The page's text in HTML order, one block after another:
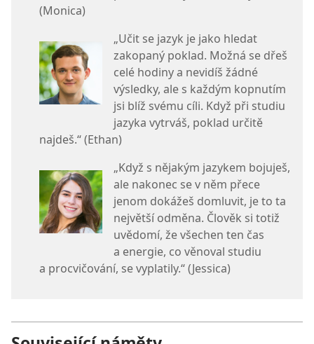
(Monica)
„Učit se jazyk je jako hledat
zakopaný poklad. Možná se dřeš
celé hodiny a nevidíš žádné
výsledky, ale s každým kopnutím
jsi blíž svému cíli. Když při studiu
jazyka vytrváš, poklad určitě
najdeš.“ (Ethan)
„Když s nějakým jazykem bojuješ,
ale nakonec se v něm přece
jenom dokážeš domluvit, je to ta
největší odměna. Člověk si totiž
uvědomí, že všechen ten čas
a energie, co věnoval studiu
a procvičování, se vyplatily.“ (Jessica)